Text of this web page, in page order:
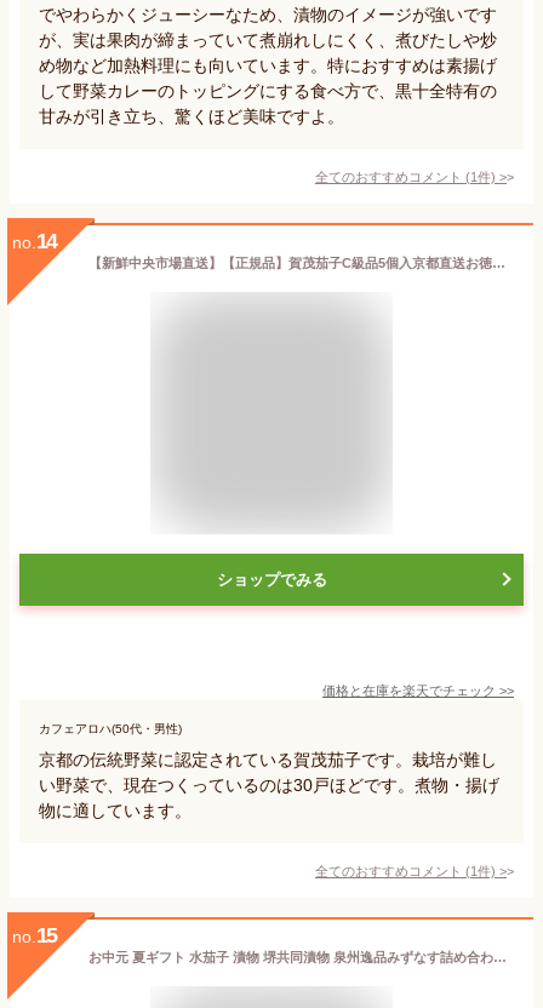
でやわらかくジューシーなため、漬物のイメージが強いです
が、実は果肉が締まっていて煮崩れしにくく、煮びたしや炒
め物など加熱料理にも向いています。特におすすめは素揚げ
して野菜カレーのトッピングにする食べ方で、黒十全特有の
甘みが引き立ち、驚くほど美味ですよ。
全てのおすすめコメント (1件) >
no. 14
【新鮮中央市場直送】【正規品】賀茂茄子C級品5個入京都直送お徳用訳あり京野菜京の伝統野菜仲卸厳選おすすめ生産者限定厳選品 賀茂なす レシピ付き
ショップでみる
価格と在庫を楽天でチェック >>
カフェアロハ(50代・男性)
京都の伝統野菜に認定されている賀茂茄子です。栽培が難し
い野菜で、現在つくっているのは30戸ほどです。煮物・揚げ
物に適しています。
全てのおすすめコメント (1件) >
no. 15
お中元 夏ギフト 水茄子 漬物 堺共同漬物 泉州逸品みずなす詰め合わせ 御中元 中元 2026 送料無料 夏 贈答用 詰め合わせ お取り寄せ 中元ギフト 人気 高級 上司 友人 親戚 家族 両親 同僚 内祝い お祝い 御祝 お礼 御礼